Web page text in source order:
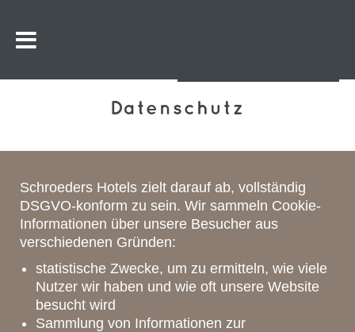
Datenschutz
Schroeders Hotels zielt darauf ab, vollständig
DSGVO-konform zu sein. Wir sammeln Cookie-
Informationen über unsere Besucher aus
verschiedenen Gründen:
statistische Zwecke, um zu ermitteln, wie viele
Nutzer wir haben und wie oft unsere Website
besucht wird
Sammlung von Informationen zur